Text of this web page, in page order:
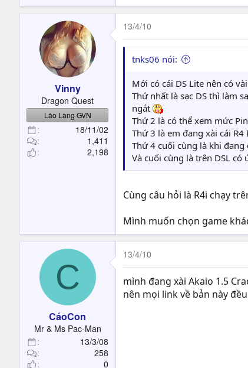
Vinny
Dragon Quest
Lão Làng GVN
18/11/02
1,411
2,198
13/4/10
tnks06 nói:
Mới có cái DS Lite nên có
Thứ nhất là sạc DS thì làm
ngắt
Thứ 2 là có thể xem mức
Thứ 3 là em đang xài cái
Thứ 4 cuối cùng là khi
Và cuối cùng là trên DSL
Cùng câu hỏi là R4i chạy
Mình muốn chọn game
C
CáoCon
Mr & Ms Pac-Man
13/3/08
258
0
13/4/10
mình đang xài Akaio 1.5
nên mọi link về bản này